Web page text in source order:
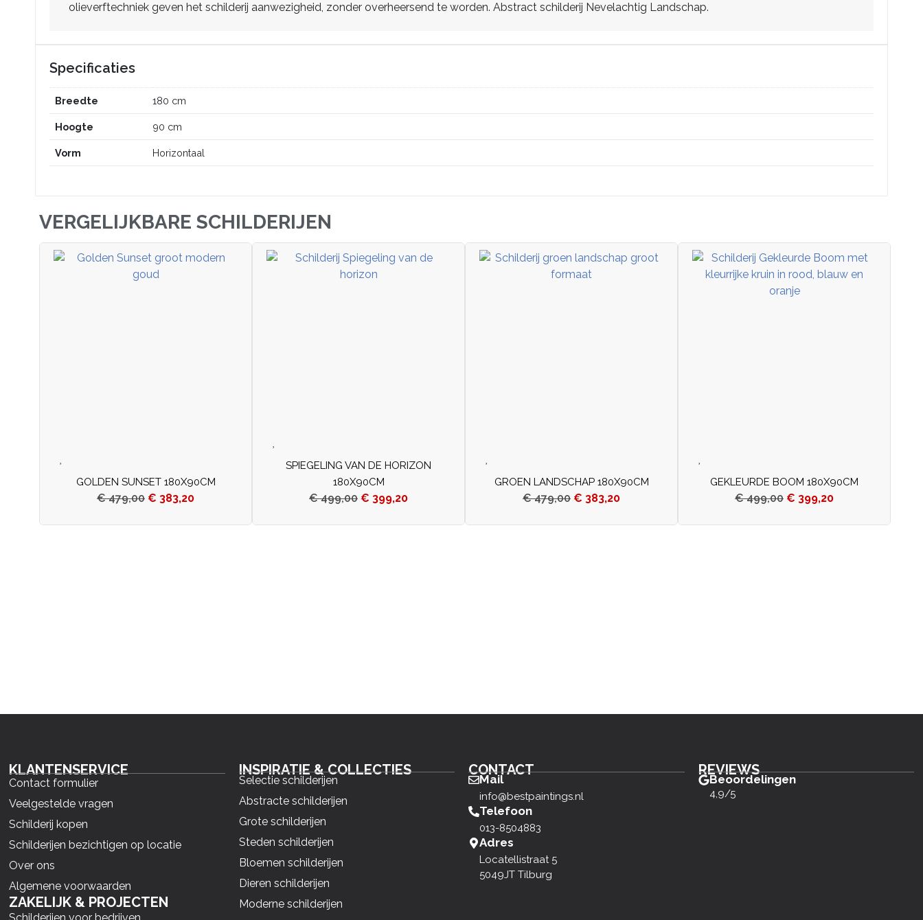
olieverftechniek geven het schilderij aanwezigheid, zonder overheersend te worden. Abstract schilderij Nevelachtig Landschap.
Specificaties
Breedte 180 cm
Hoogte 90 cm
Vorm Horizontaal
VERGELIJKBARE SCHILDERIJEN
GOLDEN SUNSET 180X90CM
€479,00 € 383,20
SPIEGELING VAN DE HORIZON
180X90CM
€499,00 € 399,20
GROEN LANDSCHAP 180X90CM
€479,00 € 383,20
GEKLEURDE BOOM 180X90CM
€499,00 € 399,20
KLANTENSERVICE
Contact formulier
Veelgestelde vragen
Schilderij kopen
Schilderijen bezichtigen op locatie
Over ons
Algemene voorwaarden
ZAKELIJK & PROJECTEN
INSPIRATIE & COLLECTIES
Selectie schilderijen
Abstracte schilderijen
Grote schilderijen
Steden schilderijen
Bloemen schilderijen
Dieren schilderijen
Moderne schilderijen
CONTACT
Mail
info@bestpaintings.nl
Telefoon
013-8504883
Adres
Locatellistraat 5
5049JT Tilburg
REVIEWS
Beoordelingen
4,9/5